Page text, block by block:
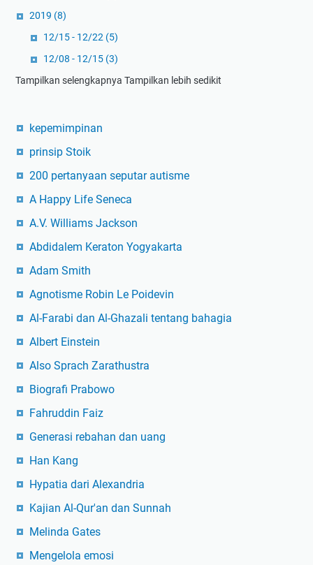
2019 (8)
12/15 - 12/22 (5)
12/08 - 12/15 (3)
Tampilkan selengkapnya Tampilkan lebih sedikit
kepemimpinan
prinsip Stoik
200 pertanyaan seputar autisme
A Happy Life Seneca
A.V. Williams Jackson
Abdidalem Keraton Yogyakarta
Adam Smith
Agnotisme Robin Le Poidevin
Al-Farabi dan Al-Ghazali tentang bahagia
Albert Einstein
Also Sprach Zarathustra
Biografi Prabowo
Fahruddin Faiz
Generasi rebahan dan uang
Han Kang
Hypatia dari Alexandria
Kajian Al-Qur'an dan Sunnah
Melinda Gates
Mengelola emosi